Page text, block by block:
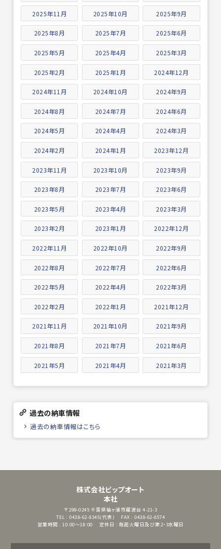
2025年11月 2025年10月 2025年9月
2025年8月 2025年7月 2025年6月
2025年5月 2025年4月 2025年3月
2025年2月 2025年1月 2024年12月
2024年11月 2024年10月 2024年9月
2024年8月 2024年7月 2024年6月
2024年5月 2024年4月 2024年3月
2024年2月 2024年1月 2023年12月
2023年11月 2023年10月 2023年9月
2023年8月 2023年7月 2023年6月
2023年5月 2023年4月 2023年3月
2023年2月 2023年1月 2022年12月
2022年11月 2022年10月 2022年9月
2022年8月 2022年7月 2022年6月
2022年5月 2022年4月 2022年3月
2022年2月 2022年1月 2021年12月
2021年11月 2021年10月 2021年9月
2021年8月 2021年7月 2021年6月
2021年5月 2021年4月 2021年3月
過去の納車情報
過去の納車情報はこちら
株式会社ビップオート
本社
〒299-0245 千葉県袖ヶ浦市蔵波台 4-21-3
TEL : 0438-62-8345(代表)
FAX : 0438-62-8574
営業時間 : 10:00～18:00
定休日 : 毎週火曜日及び第2・3水曜日